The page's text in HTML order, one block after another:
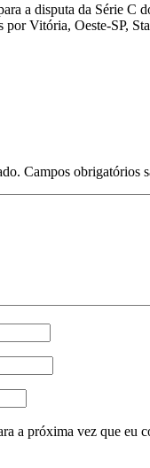
a disputa da Série C
por Vitória, Oeste-SP,
Campos obrigatórios
a próxima vez que eu